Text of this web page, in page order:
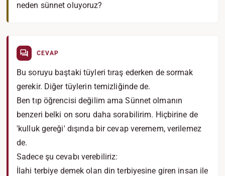
neden sünnet oluyoruz?
CEVAP
Bu soruyu baştaki tüyleri tıraş ederken de sormak
gerekir. Diğer tüylerin temizliğinde de.
Ben tıp öğrencisi değilim ama Sünnet olmanın
benzeri belki on soru daha sorabilirim. Hiçbirine de
'kulluk gereği' dışında bir cevap veremem, verilemez
de.
Sadece şu cevabı verebiliriz:
İlahi terbiye demek olan din terbiyesine giren insan ile